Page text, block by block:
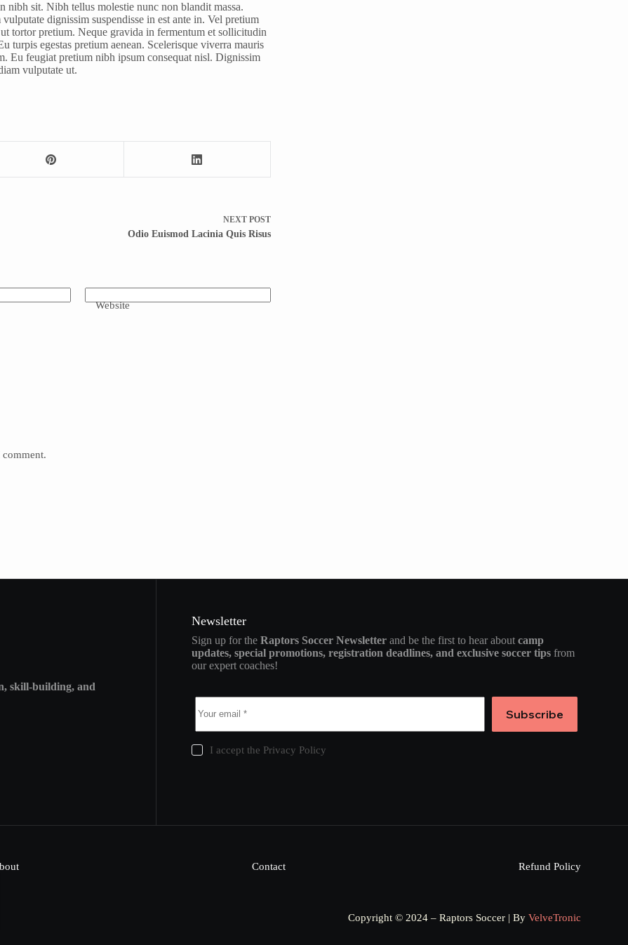
sit. Nibh tellus molestie nunc non blandit massa.
dignissim suspendisse in est ante in. Vel pretium
tortor pretium. Neque gravida in fermentum et sollicitudin
turpis egestas pretium aenean. Scelerisque viverra mauris
Eu feugiat pretium nibh ipsum consequat nisl. Dignissim
vulputate ut.
NEXT POST
Odio Euismod Lacinia Quis Risus
Website
skill-building, and
Newsletter
Sign up for theRaptors Soccer Newsletter and be the first to hear aboutcamp
updates, special promotions, registration deadlines, and exclusive soccer tips from
our expert coaches!
Subscribe
I accept the Privacy Policy
Contact Refund Policy
Copyright © 2024 – Raptors Soccer | By VelveTronic